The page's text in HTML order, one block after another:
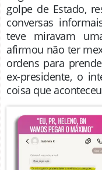
golpe de Estado,
conversas
teve miravam
afirmou não ter
ordens para
ex-presidente, o
coisa que